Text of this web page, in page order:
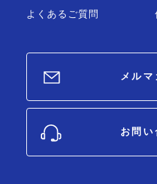
よくあるご質問
メル
お問